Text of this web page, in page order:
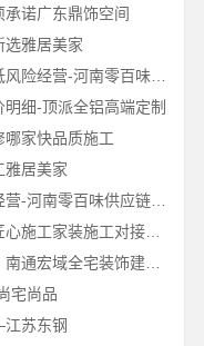
诺广东鼎饰空间
选雅居美家
社区轻投入硬折扣零食铺低风险经营-河南零百味供应链有限公司
细-顶派全铝高端定制
哪家快品质施工
雅居美家
全程护航量贩零食铺无忧经营-河南零百味供应链有限公司
宁波雅美和居建材科技：匠心施工家装施工对接渠道
海安一站式装修公司价格，南通宏域全宅装饰建材有限公司
宅尚品
苏东钢